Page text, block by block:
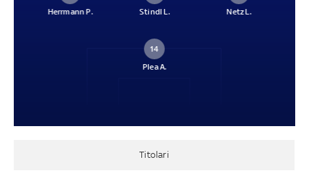
Herrmann P.
Stindl L.
Netz L.
14
Plea A.
Titolari